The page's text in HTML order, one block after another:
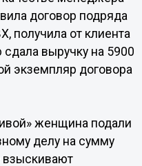
договор подряда
получила от клиента
выручку на 5900
экземпляр договора
женщина подали
делу на сумму
взыскивают